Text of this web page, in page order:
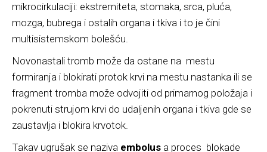
mikrocirkulaciji: ekstremiteta, stomaka, srca, pluća,
mozga, bubrega i ostalih organa i tkiva i to je čini
multisistemskom bolešću.
Novonastali tromb može da ostane na mestu
formiranja i blokirati protok krvi na mestu nastanka ili se
fragment tromba može odvojiti od primarnog položaja i
pokrenuti strujom krvi do udaljenih organa i tkiva gde se
zaustavlja i blokira krvotok.
Takav ugrušak se naziva embolus a proces blokade